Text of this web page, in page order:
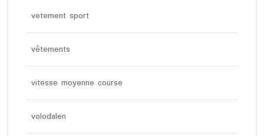
vetement sport
vêtements
vitesse moyenne course
volodalen